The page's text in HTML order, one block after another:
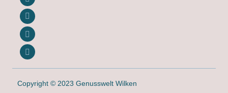
Copyright © 2023 Genusswelt Wilken